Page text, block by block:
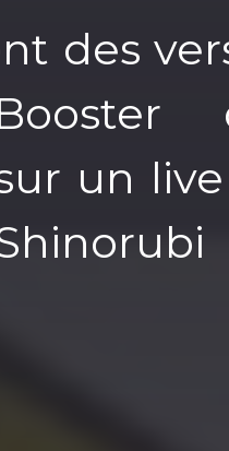
des
un